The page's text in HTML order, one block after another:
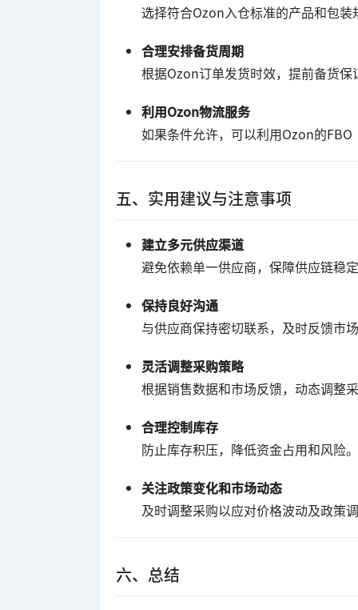
选择符合Ozon入仓标准的产品和包
合理安排备货周期
根据Ozon订单发货时效，提前备货保
利用Ozon物流服务
如果条件允许，可以利用Ozon的
五、实用建议与注意事项
建立多元供应渠道
避免依赖单一供应商，保障供应链稳
保持良好沟通
与供应商保持密切联系，及时反馈市
灵活调整采购策略
根据销售数据和市场反馈，动态调整
合理控制库存
防止库存积压，降低资金占用和风险。
关注政策变化和市场动态
及时调整采购以应对价格波动及政策
六、总结